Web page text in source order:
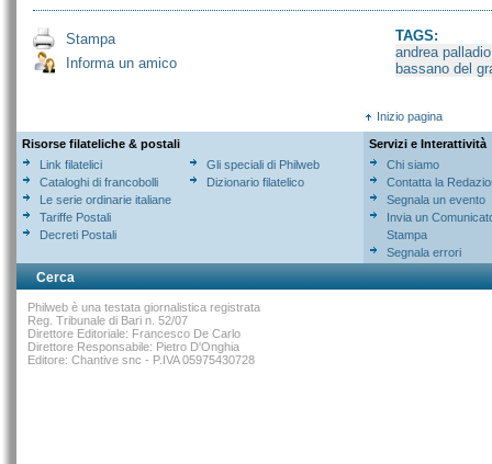
Stampa
Informa un amico
TAGS:
andrea palladio
bassano del
Inizio pagina
Risorse filateliche & postali
Link filatelici
Cataloghi di francobolli
Le serie ordinarie italiane
Tariffe Postali
Decreti Postali
Gli speciali di Philweb
Dizionario filatelico
Servizi e Interattività
Chi siamo
Contatta la
Segnala un evento
Invia un
Stampa
Segnala errori
Cerca
Philweb è una testata giornalistica registrata
Reg. Tribunale di Bari n. 52/07
Direttore Editoriale: Francesco De Carlo
Direttore Responsabile: Pietro D'Onghia
Editore: Chantive snc - P.IVA 05975430728